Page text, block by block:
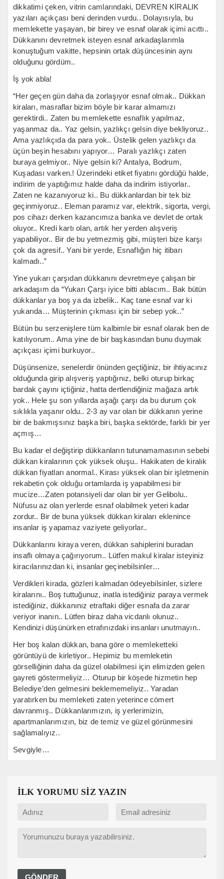
dikkatimi çeken, vitrin camlarındaki, DEVREN KİRALIK
yazıları açıkçası beni derinden vurdu.. Dolayısıyla, bu
memlekette yaşayan, bir birey ve esnaf olarak içimi acıttı..
Dükkanını devretmek isteyen esnaf arkadaşlarımla
konuştuğum vakitte, hepsinin ortak düşüncesinin aynı
olduğunu gördüm..
İş yok abla!
“Her geçen gün daha da zorlaşıyor esnaf olmak.. Dükkan
kiraları, masraflar bizim böyle bir karar almamızı
gerektirdi.. Zaten bu memlekette esnaflık yapılmaz,
yaşanmaz da.. Yaz gelsin, yazlıkçı gelsin diye bekliyoruz..
Ama yazlıkçıda da para yok.. Üstelik gelen yazlıkçı da
üçün beşin hesabını yapıyor… Paralı yazlıkçı zaten
buraya gelmiyor.. Niye gelsin ki? Antalya, Bodrum,
Kuşadası varken.! Üzerindeki etiket fiyatını gördüğü halde,
indirim de yaptığımız halde daha da indirim istiyorlar..
Zaten ne kazanıyoruz ki.. Bu dükkanlardan bir tek biz
geçinmiyoruz.. Eleman paramız var, elektrik, sigorta, vergi,
pos cihazı derken kazancımıza banka ve devlet de ortak
oluyor.. Kredi kartı olan, artık her yerden alışveriş
yapabiliyor.. Bir de bu yetmezmiş gibi, müşteri bize karşı
çok da agresif.. Yani bir yerde, Esnaflığın hiç itibarı
kalmadı..”
Yine yukarı çarşıdan dükkanını devretmeye çalışan bir
arkadaşım da “Yukarı Çarşı iyice bitti ablacım.. Bak bütün
dükkanlar ya boş ya da izbelik.. Kaç tane esnaf var ki
yukarıda… Müşterinin çıkması için bir sebep yok..”
Bütün bu serzenişlere tüm kalbimle bir esnaf olarak ben de
katılıyorum.. Ama yine de bir başkasından bunu duymak
açıkçası içimi burkuyor..
Düşünsenize, senelerdir önünden geçtiğiniz, bir ihtiyacınız
olduğunda girip alışveriş yaptığınız, belki oturup birkaç
bardak çayını içtiğiniz, hatta dertlendiğiniz mağaza artık
yok.. Hele şu son yıllarda aşağı çarşı da bu durum çok
sıklıkla yaşanır oldu.. 2-3 ay var olan bir dükkanın yerine
bir de bakmışsınız başka biri, başka sektörde, farklı bir yer
açmış…
Bu kadar el değiştirip dükkanların tutunamamasının sebebi
dükkan kiralarının çok yüksek oluşu.. Hakikaten de kiralık
dükkan fiyatları anormal.. Kirası yüksek olan bir işletmenin
rekabetin çok olduğu ortamlarda iş yapabilmesi bir
mucize…Zaten potansiyeli dar olan bir yer Gelibolu..
Nüfusu az olan yerlerde esnaf olabilmek yeteri kadar
zordur.. Bir de buna yüksek dükkan kiraları eklenince
insanlar iş yapamaz vaziyete geliyorlar..
Dükkanlarını kiraya veren, dükkan sahiplerini buradan
insaflı olmaya çağırıyorum.. Lütfen makul kiralar isteyiniz
kiracılarınızdan ki, insanlar geçinebilsinler…
Verdikleri kirada, gözleri kalmadan ödeyebilsinler, sizlere
kiralarını.. Boş tuttuğunuz, inatla istediğiniz paraya vermek
istediğiniz, dükkanınız etraftaki diğer esnafa da zarar
veriyor inanın.. Lütfen biraz daha vicdanlı olunuz..
Kendinizi düşünürken etrafınızdaki insanları unutmayın..
Her boş kalan dükkan, bana göre o memleketteki
görüntüyü de kirletiyor.. Hepimiz bu memleketin
görselliğinin daha da güzel olabilmesi için elimizden gelen
gayreti göstermeliyiz… Oturup bir köşede hizmetin hep
Belediye’den gelmesini beklememeliyiz.. Yaradan
yaratırken bu memleketi zaten yeterince cömert
davranmış.. Dükkanlarımızın, iş yerlerimizin,
apartmanlarımızın, biz de temiz ve güzel görünmesini
sağlamalıyız..
Sevgiyle…
İLK YORUMU SİZ YAZIN